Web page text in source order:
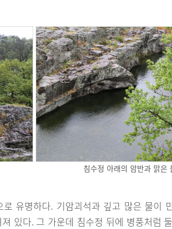
침수정 아래의 암반과 맑은
유명하다. 기암괴석과 깊고 많은 물이
있다. 그 가운데 침수정 뒤에 병풍처럼